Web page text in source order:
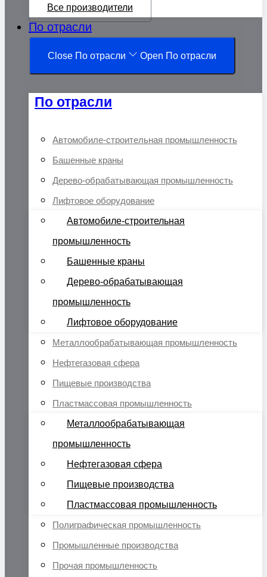
Все производители
По отрасли
Close По отрасли Open По отрасли
По отрасли
Автомобиле-строительная промышленность
Башенные краны
Дерево-обрабатывающая промышленность
Лифтовое оборудование
Автомобиле-строительная
промышленность
Башенные краны
Дерево-обрабатывающая
промышленность
Лифтовое оборудование
Металлообрабатывающая промышленность
Нефтегазовая сфера
Пищевые производства
Пластмассовая промышленность
Металлообрабатывающая
промышленность
Нефтегазовая сфера
Пищевые производства
Пластмассовая промышленность
Полиграфическая промышленность
Промышленные производства
Прочая промышленность